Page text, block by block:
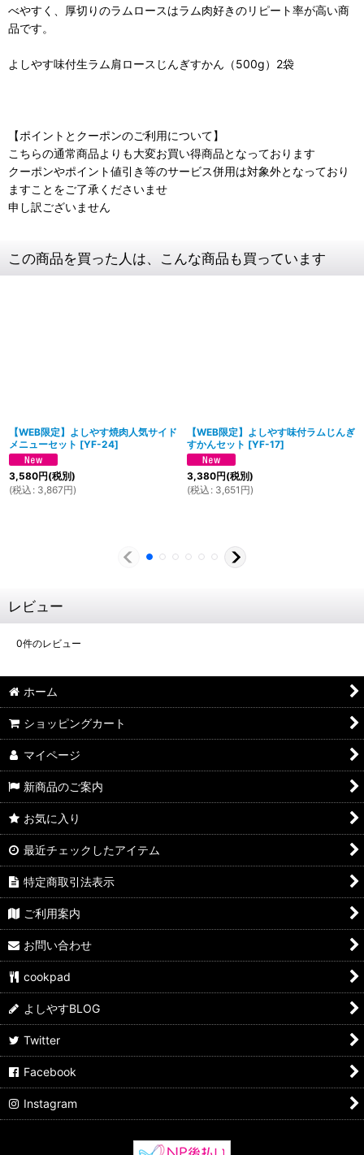
べやすく、厚切りのラムロースはラム肉好きのリピート率が高い商
品です。
よしやす味付生ラム肩ロースじんぎすかん（500g）2袋
【ポイントとクーポンのご利用について】
こちらの通常商品よりも大変お買い得商品となっております
クーポンやポイント値引き等のサービス併用は対象外となっており
ますことをご了承くださいませ
申し訳ございません
この商品を買った人は、こんな商品も買っています
【WEB限定】よしやす焼肉人気サイド
メニューセット [YF-24]
3,580円(税別)
(税込 : 3,867円)
【WEB限定】よしやす味付ラムじんぎ
すかんセット [YF-17]
3,380円(税別)
(税込 : 3,651 円)
レビュー
0件のレビュー
ホーム
ショッピングカート
マイページ
新商品のご案内
お気に入り
最近チェックしたアイテム
特定商取引法表示
ご利用案内
お問い合わせ
cookpad
よしやすBLOG
Twitter
Facebook
Instagram